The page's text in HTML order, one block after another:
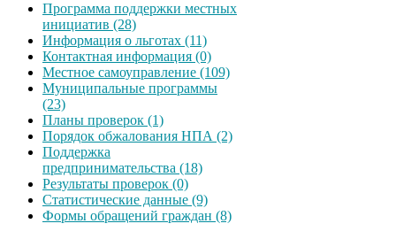
Программа поддержки местных
инициатив (28)
Информация о льготах (11)
Контактная информация (0)
Местное самоуправление (109)
Муниципальные программы
(23)
Планы проверок (1)
Порядок обжалования НПА (2)
Поддержка
предпринимательства (18)
Результаты проверок (0)
Статистические данные (9)
Формы обращений граждан (8)